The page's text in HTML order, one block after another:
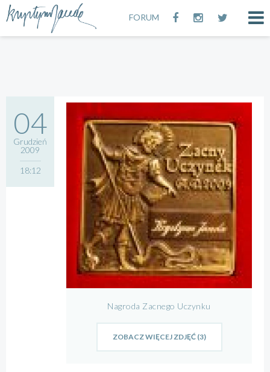
FORUM
04
Grudzień
2009
18:12
Nagroda Zacnego Uczynku
ZOBACZ WIĘCEJ ZDJĘĆ (3)